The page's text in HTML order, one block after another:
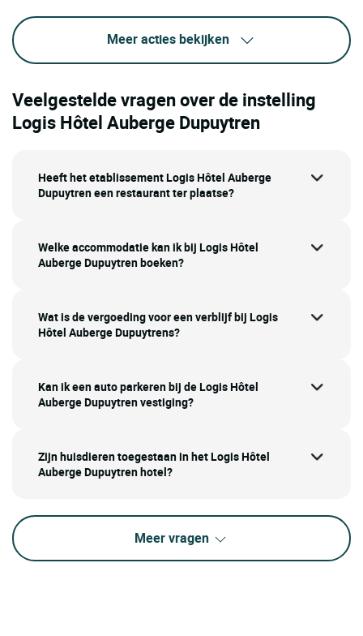
Meer acties bekijken
Veelgestelde vragen over de instelling
Logis Hôtel Auberge Dupuytren
Heeft het etablissement Logis Hôtel Auberge
Dupuytren een restaurant ter plaatse?
Welke accommodatie kan ik bij Logis Hôtel
Auberge Dupuytren boeken?
Wat is de vergoeding voor een verblijf bij Logis
Hôtel Auberge Dupuytrens?
Kan ik een auto parkeren bij de Logis Hôtel
Auberge Dupuytren vestiging?
Zijn huisdieren toegestaan in het Logis Hôtel
Auberge Dupuytren hotel?
Meer vragen